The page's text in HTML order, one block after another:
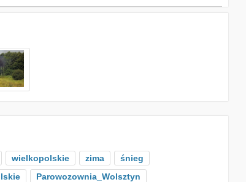
wielkopolskie zima
śnieg
Parowozownia_Wolsztyn